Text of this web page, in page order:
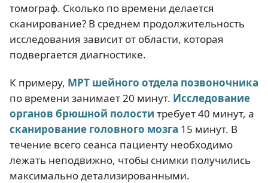
томограф. Сколько по времени делается
сканирование? В среднем продолжительность
исследования зависит от области, которая
подвергается диагностике.
К примеру, МРТ шейного отдела позвоночника
по времени занимает 20 минут. Исследование
органов брюшной полости требует 40 минут, а
сканирование головного мозга 15 минут. В
течение всего сеанса пациенту необходимо
лежать неподвижно, чтобы снимки получились
максимально детализированными.